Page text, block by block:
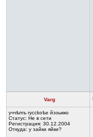
Varg
yччѣmъ rycckoѣе йэзыккo
Статус: Не в сети
Регистрация: 30.12.2004
Откуда: у зайки яйки?